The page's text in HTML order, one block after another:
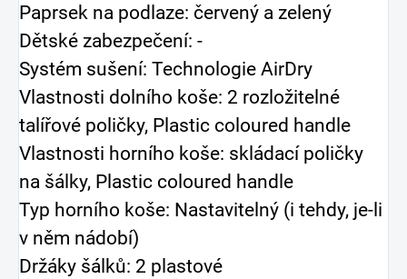
Paprsek na podlaze: červený a zelený
Dětské zabezpečení: -
Systém sušení: Technologie AirDry
Vlastnosti dolního koše: 2 rozložitelné
talířové poličky, Plastic coloured handle
Vlastnosti horního koše: skládací poličky
na šálky, Plastic coloured handle
Typ horního koše: Nastavitelný (i tehdy, je-li
v něm nádobí)
Držáky šálků: 2 plastové